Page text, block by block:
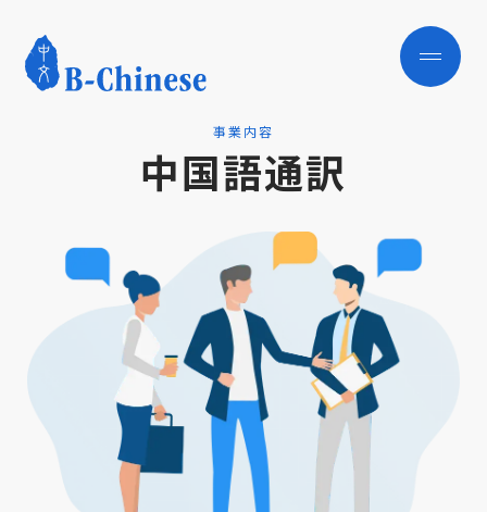
事業内容
中国語通訳